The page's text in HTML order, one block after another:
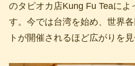
のタピオカ店Kung Fu Teaによ
す。今では台湾を始め、世界
トが開催されるほど広がりを見